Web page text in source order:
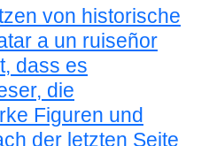
von historische
a un ruiseñor
dass es
die
Figuren und
der letzten Seite